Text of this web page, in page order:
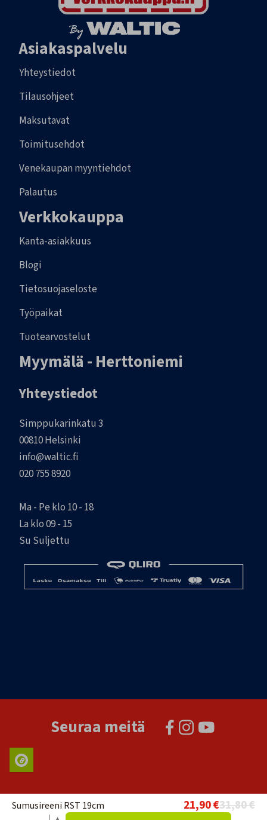
Sumusireeni RST 19cm 21,90 €31,80 €
Asiakaspalvelu
Yhteystiedot
Tilausohjeet
Maksutavat
Toimitusehdot
Venekaupan myyntiehdot
Palautus
Verkkokauppa
Kanta-asiakkuus
Blogi
Tietosuojaseloste
Työpaikat
Tuotearvostelut
Myymälä - Herttoniemi
Yhteystiedot
Simppukarinkatu 3
00810 Helsinki
info@waltic.fi
020 755 8920
Ma - Pe klo 10 - 18
La klo 09 - 15
Su Suljettu
Seuraa meitä